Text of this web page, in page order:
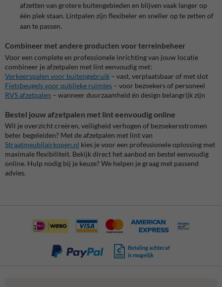
afzetten van grotere buitengebieden en blijven vaak langer op
één plek staan. Lintpalen zijn flexibeler en sneller op te zetten of
aan te passen.
Combineer met andere producten voor terreinbeheer
Voor een complete en professionele inrichting van jouw locatie
combineer je afzetpalen met lint eenvoudig met:
Verkeerspalen voor buitengebruik – vast, verplaatsbaar of met slot
Fietsbeugels voor publieke ruimtes – voor bezoekers of personeel
RVS afzetpalen – wanneer duurzaamheid én design belangrijk zijn
Bestel jouw afzetpalen met lint eenvoudig online
Wil je overzicht creëren, veiligheid verhogen of bezoekersstromen
beter begeleiden? Met de afzetpalen met lint van
Straatmeubilairkopen.nl kies je voor een professionele oplossing met
maximale flexibiliteit. Bekijk direct het aanbod en bestel eenvoudig
online. Hulp nodig bij je keuze? We helpen je graag met passend
advies.
Betaling achteraf
is mogelijk